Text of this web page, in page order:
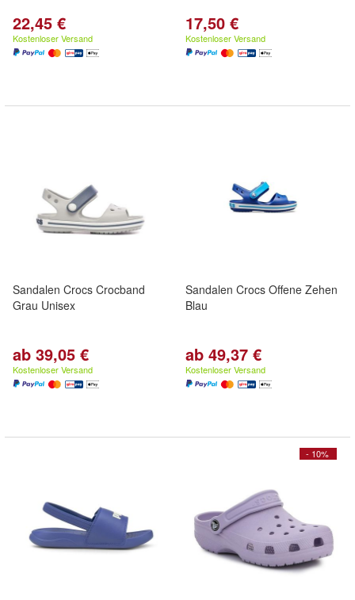
22,45 €
Kostenloser Versand
17,50 €
Kostenloser Versand
Sandalen Crocs Crocband
Grau Unisex
ab 39,05 €
Kostenloser Versand
Sandalen Crocs Offene Zehen
Blau
ab 49,37 €
Kostenloser Versand
- 10%